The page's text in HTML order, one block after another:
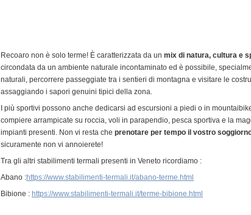
Recoaro non è solo terme! È caratterizzata da un mix di natura, cultura e
circondata da un ambiente naturale incontaminato ed è possibile,
naturali, percorrere passeggiate tra i sentieri di montagna e visitare le
assaggiando i sapori genuini tipici della zona.
I più sportivi possono anche dedicarsi ad escursioni a piedi o in
compiere arrampicate su roccia, voli in parapendio, pesca sportiva e la
impianti presenti. Non vi resta che prenotare per tempo il vostro
sicuramente non vi annoierete!
Tra gli altri stabilimenti termali presenti in Veneto ricordiamo :
Abano :https://www.stabilimenti-termali.it/abano-terme.html
Bibione : https://www.stabilimenti-termali.it/terme-bibione.html